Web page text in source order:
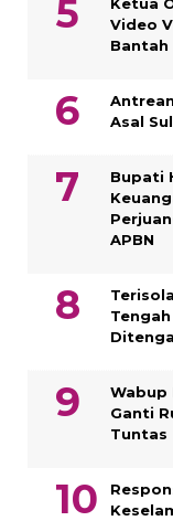
Ketua
Video
Bantah
Asal
Bupati
APBN
Wabup
Ganti
Tuntas